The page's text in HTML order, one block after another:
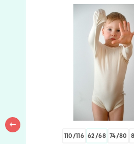
110/116 62/68 74/80